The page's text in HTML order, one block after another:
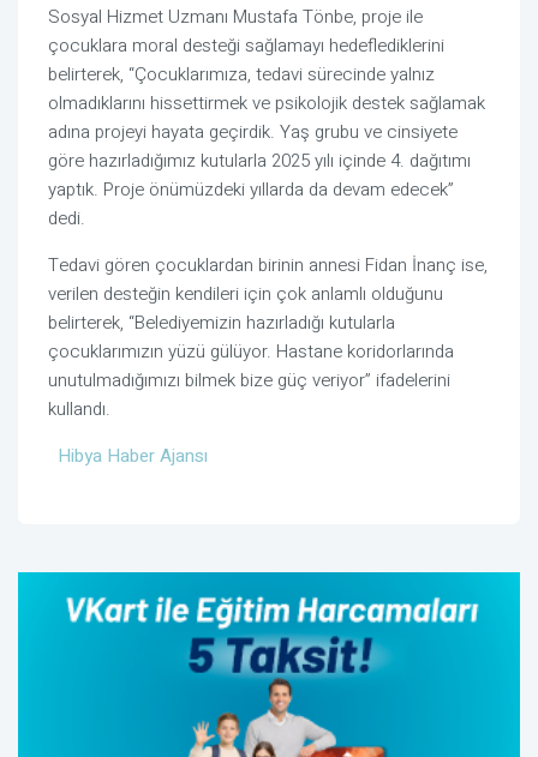
Sosyal Hizmet Uzmanı Mustafa Tönbe, proje ile
çocuklara moral desteği sağlamayı hedeflediklerini
belirterek, “Çocuklarımıza, tedavi sürecinde yalnız
olmadıklarını hissettirmek ve psikolojik destek sağlamak
adına projeyi hayata geçirdik. Yaş grubu ve cinsiyete
göre hazırladığımız kutularla 2025 yılı içinde 4. dağıtımı
yaptık. Proje önümüzdeki yıllarda da devam edecek”
dedi.
Tedavi gören çocuklardan birinin annesi Fidan İnanç ise,
verilen desteğin kendileri için çok anlamlı olduğunu
belirterek, “Belediyemizin hazırladığı kutularla
çocuklarımızın yüzü gülüyor. Hastane koridorlarında
unutulmadığımızı bilmek bize güç veriyor” ifadelerini
kullandı.
Hibya Haber Ajansı